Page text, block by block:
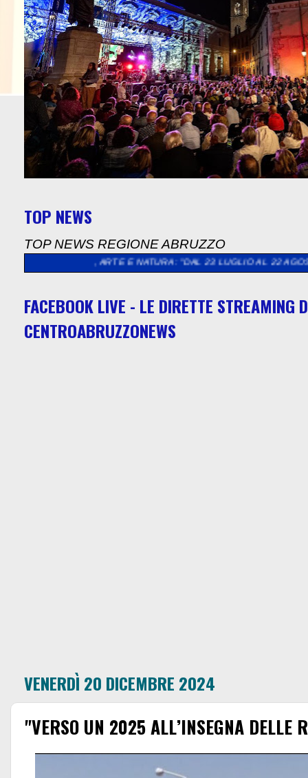
TOP NEWS
TOP NEWS REGIONE ABRUZZO
ARTE E NATURA: "DAL 23 LUGLIO AL 22 AGOSTO 2026 LA
FACEBOOK LIVE - LE DIRETTE STREAMING
CENTROABRUZZONEWS
VENERDÌ 20 DICEMBRE 2024
"VERSO UN 2025 ALL’INSEGNA DELLE